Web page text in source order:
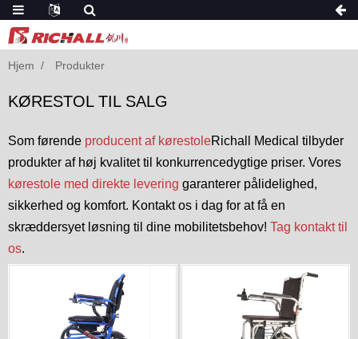
Hjem Produkter
KØRESTOL TIL SALG
Som førende producent af kørestoleRichall Medical tilbyder
produkter af høj kvalitet til konkurrencedygtige priser. Vores
kørestole med direkte levering garanterer pålidelighed,
sikkerhed og komfort. Kontakt os i dag for at få en
skræddersyet løsning til dine mobilitetsbehov! Tag kontakt til
os.